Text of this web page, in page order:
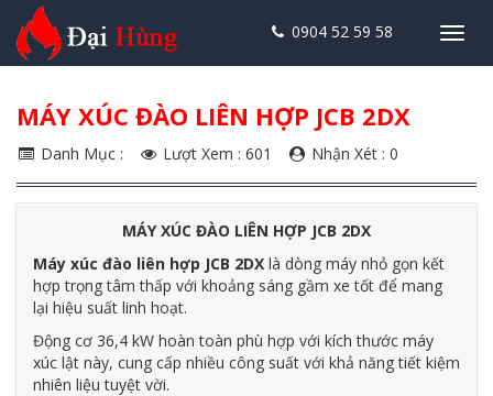
0904 52 59 58
MÁY XÚC ĐÀO LIÊN HỢP JCB 2DX
Danh Mục : Lượt Xem : 601 Nhận Xét : 0
MÁY XÚC ĐÀO LIÊN HỢP JCB 2DX
Máy xúc đào liên hợp JCB 2DX là dòng máy nhỏ gọn kết
hợp trọng tâm thấp với khoảng sáng gầm xe tốt để mang
lại hiệu suất linh hoạt.
Động cơ 36,4 kW hoàn toàn phù hợp với kích thước máy
xúc lật này, cung cấp nhiều công suất với khả năng tiết kiệm
nhiên liệu tuyệt vời.